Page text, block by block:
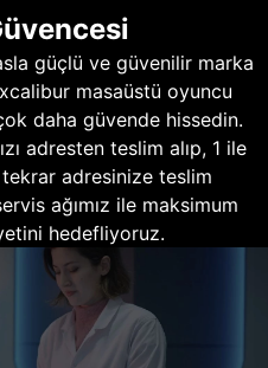
güçlü ve güvenilir marka
masaüstü oyuncu
daha güvende hissedin.
adresten teslim alıp, 1 ile
adresinize teslim
ağımız ile maksimum
hedefliyoruz.